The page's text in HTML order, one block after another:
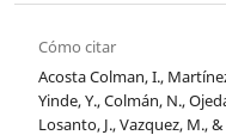
Cómo citar
Acosta Colman, I.,
Yinde, Y., Colmán, N.,
Losanto, J., Vazquez, M.,